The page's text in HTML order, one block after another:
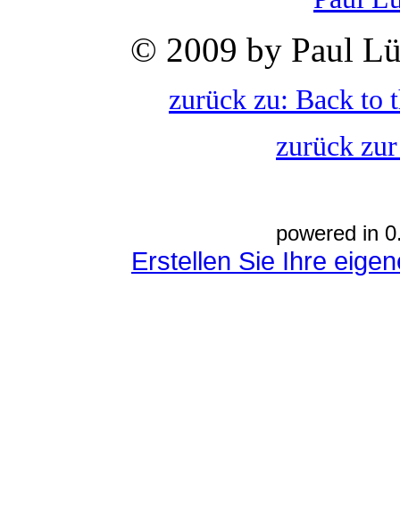
© 2009 by Paul
zurück zu: Back to
zurück
powered in
Erstellen Sie Ihre